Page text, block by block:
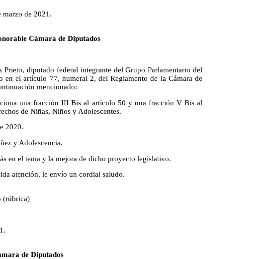
marzo de 2021.
Cámara de Diputados
diputado federal integrante del Grupo Parlamentario del
en el artículo 77, numeral 2, del Reglamento de la Cámara de
mencionado:
una fracción III Bis al artículo 50 y una fracción V Bis al
de Niñas, Niños y Adolescentes.
2020.
y Adolescencia.
en el tema y la mejora de dicho proyecto legislativo.
atención, le envío un cordial saludo.
(rúbrica)
de Diputados